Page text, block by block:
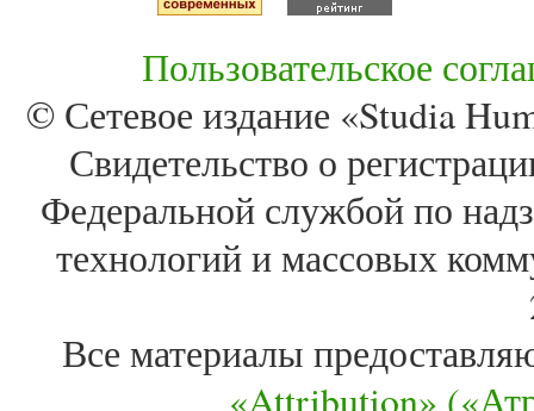
Пользовательское
© Сетевое издание «Studia
Свидетельство о
Федеральной службой по
технологий и массовых
Все материалы
«Attribution»